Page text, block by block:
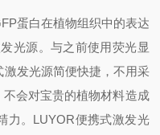
蛋白在植物组织中的表达
光源。与之前使用荧光显
发光源简便快捷，不用采
会对宝贵的植物材料造成
力。LUYOR便携式激发光